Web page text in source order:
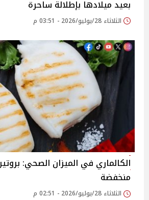
بعيد ميلادها بإطلالة ساحرة
الثلاثاء 28/يوليو/2026 - 03:51 م
الكالماري في الميزان الصحي:
منخفضة
الثلاثاء 28/يوليو/2026 - 02:51 م